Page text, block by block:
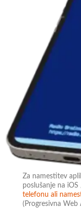
Za namestitev
poslušanje na
telefonu ali
(Progresivna Web